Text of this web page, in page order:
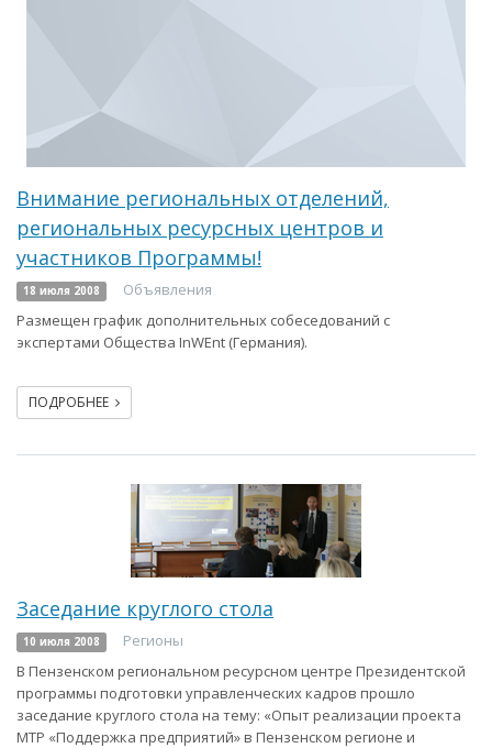
Внимание региональных отделений,
региональных ресурсных центров и
участников Программы!
18 июля 2008
Объявления
Размещен график дополнительных собеседований с
экспертами Общества InWEnt (Германия).
ПОДРОБНЕЕ
Заседание круглого стола
10 июля 2008
Регионы
В Пензенском региональном ресурсном центре Президентской
программы подготовки управленческих кадров прошло
заседание круглого стола на тему: «Опыт реализации проекта
МТР «Поддержка предприятий» в Пензенском регионе и